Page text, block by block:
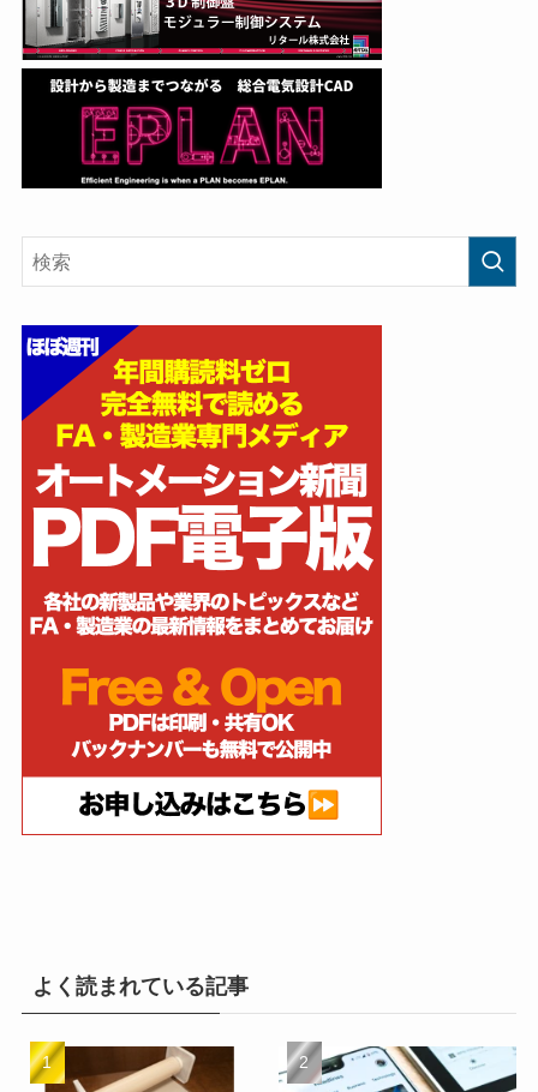
よく読まれている記事